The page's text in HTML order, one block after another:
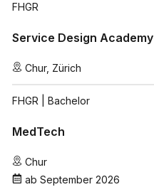
FHGR
Service Design Academy
Chur, Zürich
FHGR | Bachelor
MedTech
Chur
ab September 2026